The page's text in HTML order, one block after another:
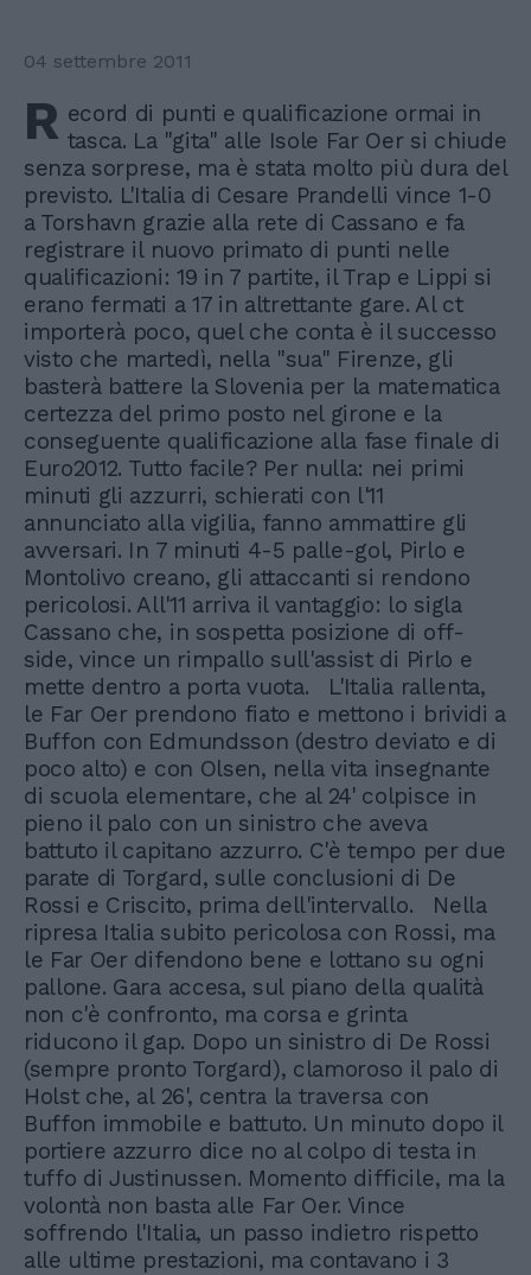
04 settembre 2011
R ecord di punti e qualificazione ormai in
tasca. La "gita" alle Isole Far Oer si chiude
senza sorprese, ma è stata molto più dura del
previsto. L'Italia di Cesare Prandelli vince 1-0
a Torshavn grazie alla rete di Cassano e fa
registrare il nuovo primato di punti nelle
qualificazioni: 19 in 7 partite, il Trap e Lippi si
erano fermati a 17 in altrettante gare. Al ct
importerà poco, quel che conta è il successo
visto che martedì, nella "sua" Firenze, gli
basterà battere la Slovenia per la matematica
certezza del primo posto nel girone e la
conseguente qualificazione alla fase finale di
Euro2012. Tutto facile? Per nulla: nei primi
minuti gli azzurri, schierati con l'11
annunciato alla vigilia, fanno ammattire gli
avversari. In 7 minuti 4-5 palle-gol, Pirlo e
Montolivo creano, gli attaccanti si rendono
pericolosi. All'11 arriva il vantaggio: lo sigla
Cassano che, in sospetta posizione di off-
side, vince un rimpallo sull'assist di Pirlo e
mette dentro a porta vuota. L'Italia rallenta,
le Far Oer prendono fiato e mettono i brividi a
Buffon con Edmundsson (destro deviato e di
poco alto) e con Olsen, nella vita insegnante
di scuola elementare, che al 24' colpisce in
pieno il palo con un sinistro che aveva
battuto il capitano azzurro. C'è tempo per due
parate di Torgard, sulle conclusioni di De
Rossi e Criscito, prima dell'intervallo. Nella
ripresa Italia subito pericolosa con Rossi, ma
le Far Oer difendono bene e lottano su ogni
pallone. Gara accesa, sul piano della qualità
non c'è confronto, ma corsa e grinta
riducono il gap. Dopo un sinistro di De Rossi
(sempre pronto Torgard), clamoroso il palo di
Holst che, al 26', centra la traversa con
Buffon immobile e battuto. Un minuto dopo il
portiere azzurro dice no al colpo di testa in
tuffo di Justinussen. Momento difficile, ma la
volontà non basta alle Far Oer. Vince
soffrendo l'Italia, un passo indietro rispetto
alle ultime prestazioni, ma contavano i 3